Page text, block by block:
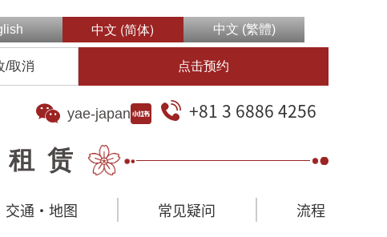
中文 (简体) 中文 (繁體)
/取消 点击预约
yae-japan +81 3 6886 4256
赁
交通·地图 常见疑问 流程